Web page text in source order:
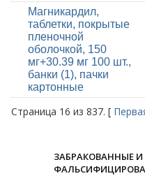
Магникардил,
таблетки, покрытые
пленочной
оболочкой, 150
мг+30.39 мг 100 шт.,
банки (1), пачки
картонные
Страница 16 из 837. [
ЗАБРАКОВАННЫЕ И